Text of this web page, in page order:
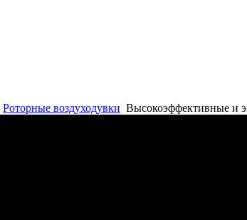
Роторные воздуходувки Высокоэффективные и